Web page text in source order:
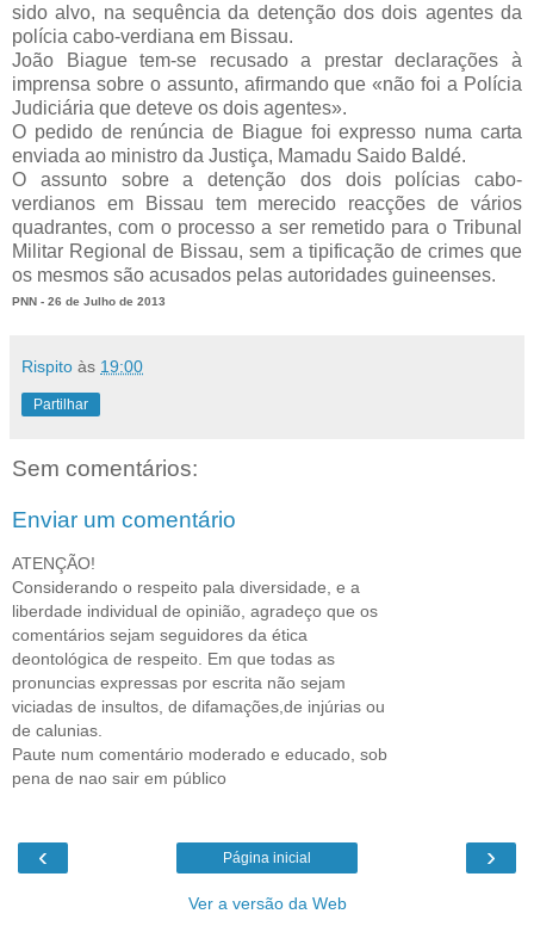
sido alvo, na sequência da detenção dos dois agentes da
polícia cabo-verdiana em Bissau.
João Biague tem-se recusado a prestar declarações à
imprensa sobre o assunto, afirmando que «não foi a Polícia
Judiciária que deteve os dois agentes».
O pedido de renúncia de Biague foi expresso numa carta
enviada ao ministro da Justiça, Mamadu Saido Baldé.
O assunto sobre a detenção dos dois polícias cabo-
verdianos em Bissau tem merecido reacções de vários
quadrantes, com o processo a ser remetido para o Tribunal
Militar Regional de Bissau, sem a tipificação de crimes que
os mesmos são acusados pelas autoridades guineenses.
PNN - 26 de Julho de 2013
Rispito às 19:00
Partilhar
Sem comentários:
Enviar um comentário
ATENÇÃO!
Considerando o respeito pala diversidade, e a
liberdade individual de opinião, agradeço que os
comentários sejam seguidores da ética
deontológica de respeito. Em que todas as
pronuncias expressas por escrita não sejam
viciadas de insultos, de difamações,de injúrias ou
de calunias.
Paute num comentário moderado e educado, sob
pena de nao sair em público
‹ ›
Página inicial
Ver a versão da Web